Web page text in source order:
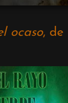
ocaso, de